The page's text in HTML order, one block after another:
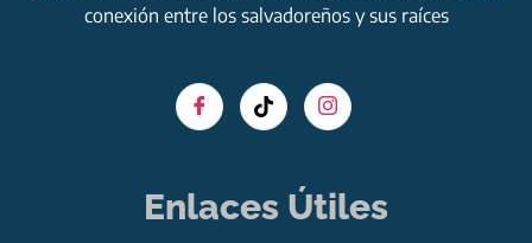
conexión entre los salvadoreños y sus raíces
Enlaces Útiles